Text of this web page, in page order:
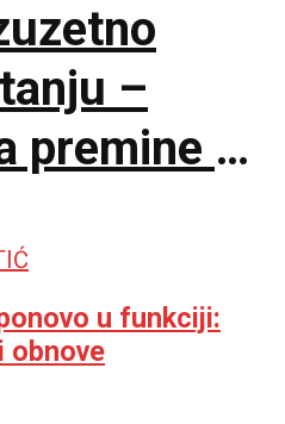
–
premine u
u funkciji:
obnove